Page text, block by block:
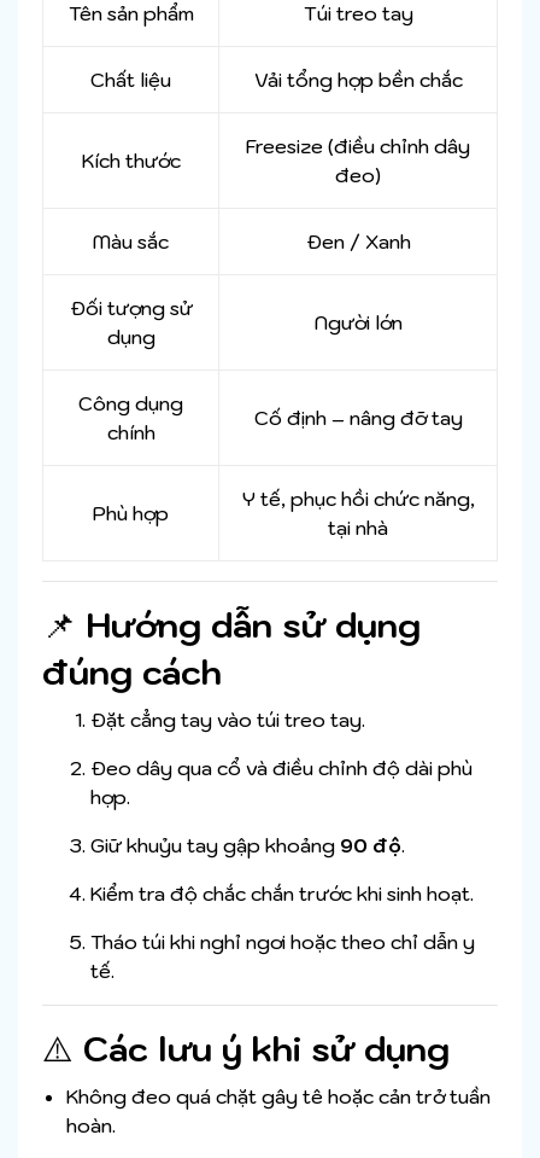
Tên sản phẩm Túi treo tay
Chất liệu Vải tổng hợp bền chắc
Kích thước
Freesize (điều chỉnh dây
đeo)
Màu sắc Đen / Xanh
Đối tượng sử
dụng
Người lớn
Công dụng
chính
Cố định – nâng đỡ tay
Phù hợp
Y tế, phục hồi chức năng,
tại nhà
📌 Hướng dẫn sử dụng
đúng cách
Đặt cẳng tay vào túi treo tay.
Đeo dây qua cổ và điều chỉnh độ dài phù
hợp.
Giữ khuỷu tay gập khoảng 90 độ.
Kiểm tra độ chắc chắn trước khi sinh hoạt.
Tháo túi khi nghỉ ngơi hoặc theo chỉ dẫn y
tế.
⚠️ Các lưu ý khi sử dụng
Không đeo quá chặt gây tê hoặc cản trở tuần
hoàn.